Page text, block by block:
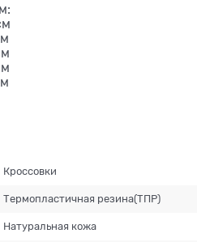
Кроссовки
Термопластичная резина(ТПР)
Натуральная кожа